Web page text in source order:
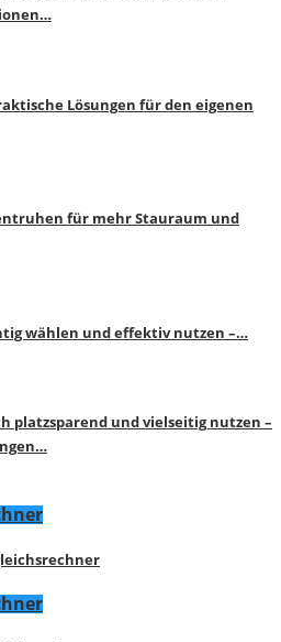
Lösungen für den eigenen
für mehr Stauraum und
wählen und effektiv nutzen –…
platzsparend und vielseitig nutzen –